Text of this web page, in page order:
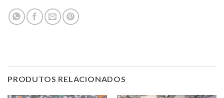
PRODUTOS RELACIONADOS